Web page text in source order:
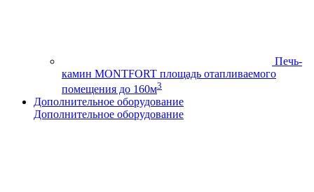
Печь-
камин MONTFORT площадь отапливаемого
помещения до 160м3
Дополнительное оборудование
Дополнительное оборудование